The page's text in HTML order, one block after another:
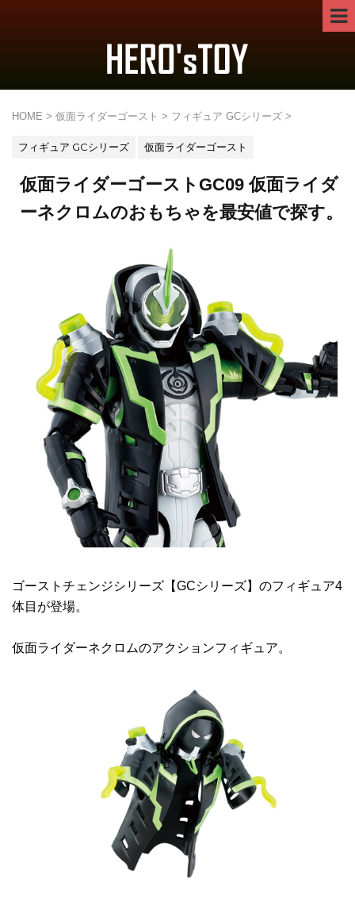
HOME > 仮面ライダーゴースト > フィギュア GCシリーズ >
フィギュア GCシリーズ 仮面ライダーゴースト
仮面ライダーゴーストGC09 仮面ライダ
ーネクロムのおもちゃを最安値で探す。
ゴーストチェンジシリーズ【GCシリーズ】のフィギュア4
体目が登場。
仮面ライダーネクロムのアクションフィギュア。